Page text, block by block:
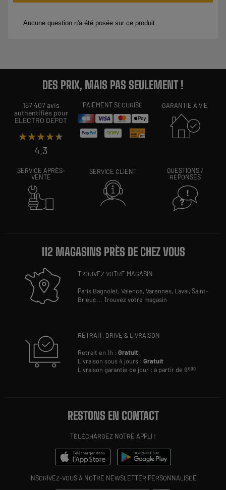
DES PRIX, MAIS PAS SEULEMENT !
157 407 avis
authentifiés pour
ELECTRO DEPOT
★★★★★
★★★★★
4,3
PAIEMENT SÉCURISÉ GARANTIE À VIE
SERVICE APRÈS-
VENTE
SERVICE CLIENT
QUESTIONS /
RÉPONSES
112 MAGASINS PRÈS DE CHEZ VOUS
TROUVEZ VOTRE MAGASIN
Paris Bagnolet,Valence,Varennes, Laval,Saint-
Brieuc...Trouvez votre magasin
RETRAIT, DRIVE & LIVRAISON
Retrait en 1h :Gratuit
Livraison sous 4 jours :Gratuit
Livraison garantie ce jour : à partir de 9€90
RESTONS EN CONTACT
TÉLÉCHARGEZ NOTRE APPLI !
INSCRIVEZ-VOUS À NOTRE NEWSLETTER PERSONNALISÉE